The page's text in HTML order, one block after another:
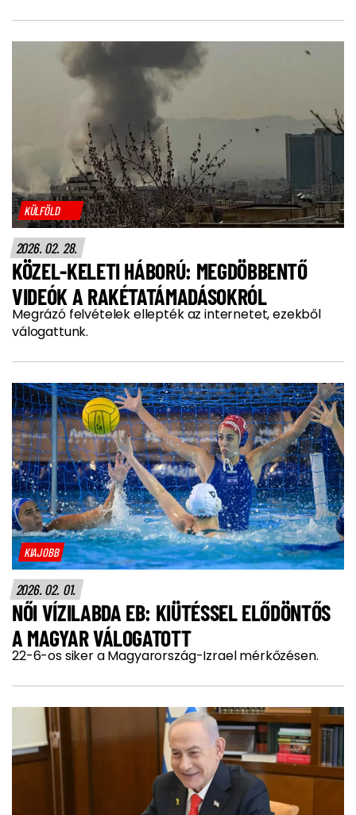
KÜLFÖLD
2026. 02. 28.
KÖZEL-KELETI HÁBORÚ: MEGDÖBBENTŐ
VIDEÓK A RAKÉTATÁMADÁSOKRÓL
Megrázó felvételek ellepték az internetet, ezekből
válogattunk.
KIAJOBB
2026. 02. 01.
NŐI VÍZILABDA EB: KIÜTÉSSEL ELŐDÖNTŐS
A MAGYAR VÁLOGATOTT
22-6-os siker a Magyarország-Izrael mérkőzésen.